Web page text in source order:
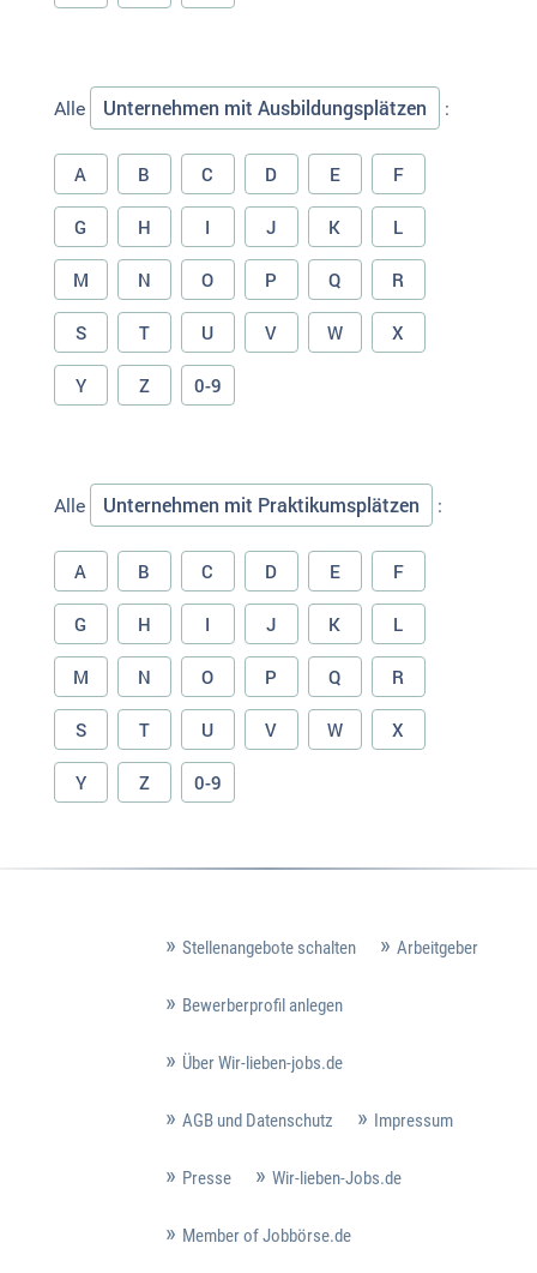
Alle Unternehmen mit Ausbildungsplätzen :
A B C D E F
G H I J K L
M N O P Q R
S T U V W X
Y Z 0-9
Alle Unternehmen mit Praktikumsplätzen :
A B C D E F
G H I J K L
M N O P Q R
S T U V W X
Y Z 0-9
Stellenangebote schalten Arbeitgeber
Bewerberprofil anlegen
Über Wir-lieben-jobs.de
AGB und Datenschutz Impressum
Presse Wir-lieben-Jobs.de
Member of Jobbörse.de